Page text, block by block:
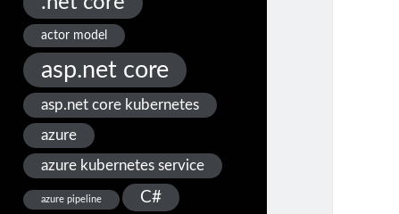
actor model
asp.net core
asp.net core kubernetes
azure
azure kubernetes service
azure pipeline C#